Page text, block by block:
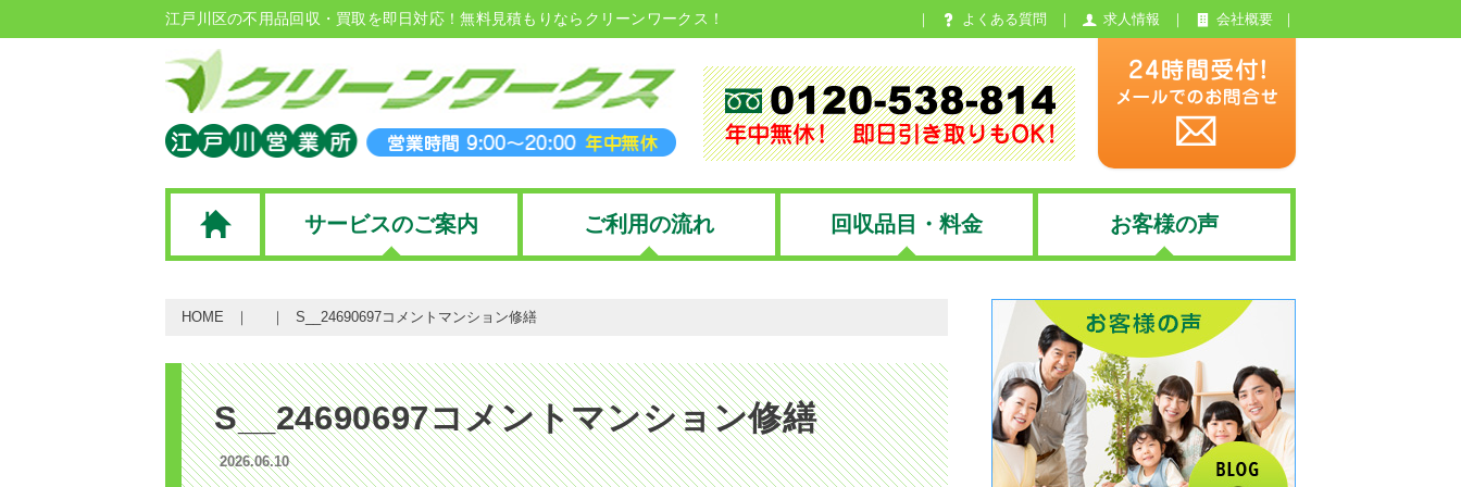
江戸川区の不用品回収・買取を即日対応！無料見積もりならクリーンワークス！ よくある質問 求人情報 会社概要
サービスのご案内 ご利用の流れ 回収品目・料金 お客様の声
HOME S__24690697コメントマンション修繕
S__24690697コメントマンション修繕
2026.06.10